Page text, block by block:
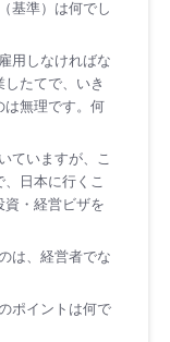
基準）は何でし
用しなければな
たてで、いき
は無理です。何
ていますが、こ
日本に行くこ
資・経営ビザを
は、経営者でな
ポイントは何で